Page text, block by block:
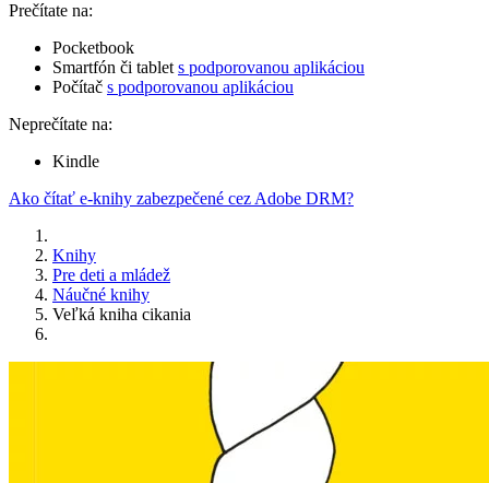
Prečítate na:
Pocketbook
Smartfón či tablet s podporovanou aplikáciou
Počítač s podporovanou aplikáciou
Neprečítate na:
Kindle
Ako čítať e-knihy zabezpečené cez Adobe DRM?
Knihy
Pre deti a mládež
Náučné knihy
Veľká kniha cikania